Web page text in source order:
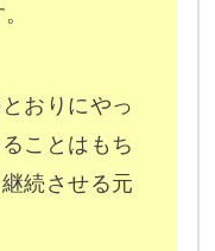
おりにやっ
ことはもち
続させる元